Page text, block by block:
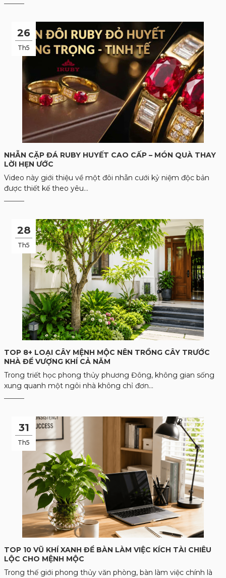
26
Th5
NHẪN CẶP ĐÁ RUBY HUYẾT CAO CẤP – MÓN QUÀ THAY
LỜI HẸN ƯỚC
Video này giới thiệu về một đôi nhẫn cưới kỷ niệm độc bản
được thiết kế theo yêu...
28
Th5
TOP 8+ LOẠI CÂY MỆNH MỘC NÊN TRỒNG CÂY TRƯỚC
NHÀ ĐỂ VƯỢNG KHÍ CẢ NĂM
Trong triết học phong thủy phương Đông, không gian sống
xung quanh một ngôi nhà không chỉ đơn...
31
Th5
TOP 10 VŨ KHÍ XANH ĐỂ BÀN LÀM VIỆC KÍCH TÀI CHIÊU
LỘC CHO MỆNH MỘC
Trong thế giới phong thủy văn phòng, bàn làm việc chính là